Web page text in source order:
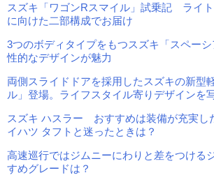
スズキ「ワゴンRスマイル」試乗記 ライ
に向けた二部構成でお届け
3つのボディタイプをもつスズキ「スペー
性的なデザインが魅力
両側スライドドアを採用したスズキの新型
ル」登場。ライフスタイル寄りデザインを
スズキ ハスラー おすすめは装備が充実し
イハツ タフトと迷ったときは？
高速巡行ではジムニーにわりと差をつける
すめグレードは？